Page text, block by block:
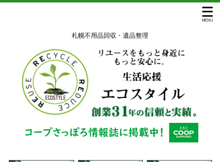
札幌不用品回収・遺品整理